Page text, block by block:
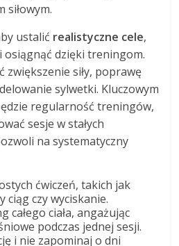
siłowym.
ustalić realistyczne cele,
osiągnąć dzięki treningom.
zwiększenie siły, poprawę
sylwetki. Kluczowym
regularność treningów,
sesje w stałych
na systematyczny
ćwiczeń, takich jak
ciąg czy wyciskanie.
całego ciała, angażując
podczas jednej sesji.
i nie zapominaj o dni